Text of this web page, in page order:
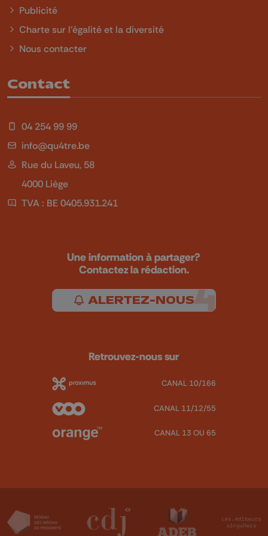
Publicité
Charte sur l'égalité et la diversité
Nous contacter
Contact
04 254 99 99
info@qu4tre.be
Rue du Laveu, 58
4000 Liège
TVA : BE 0405.931.241
Une information à partager?
Contactez la rédaction.
ALERTEZ-NOUS
Retrouvez-nous sur
CANAL 10/166
CANAL 11/12/55
CANAL 13 OU 65